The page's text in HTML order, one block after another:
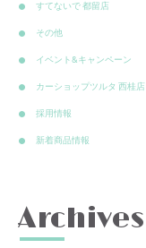
すてないで 都留店
その他
イベント&キャンペーン
カーショップツルタ 西桂店
採用情報
新着商品情報
Archives